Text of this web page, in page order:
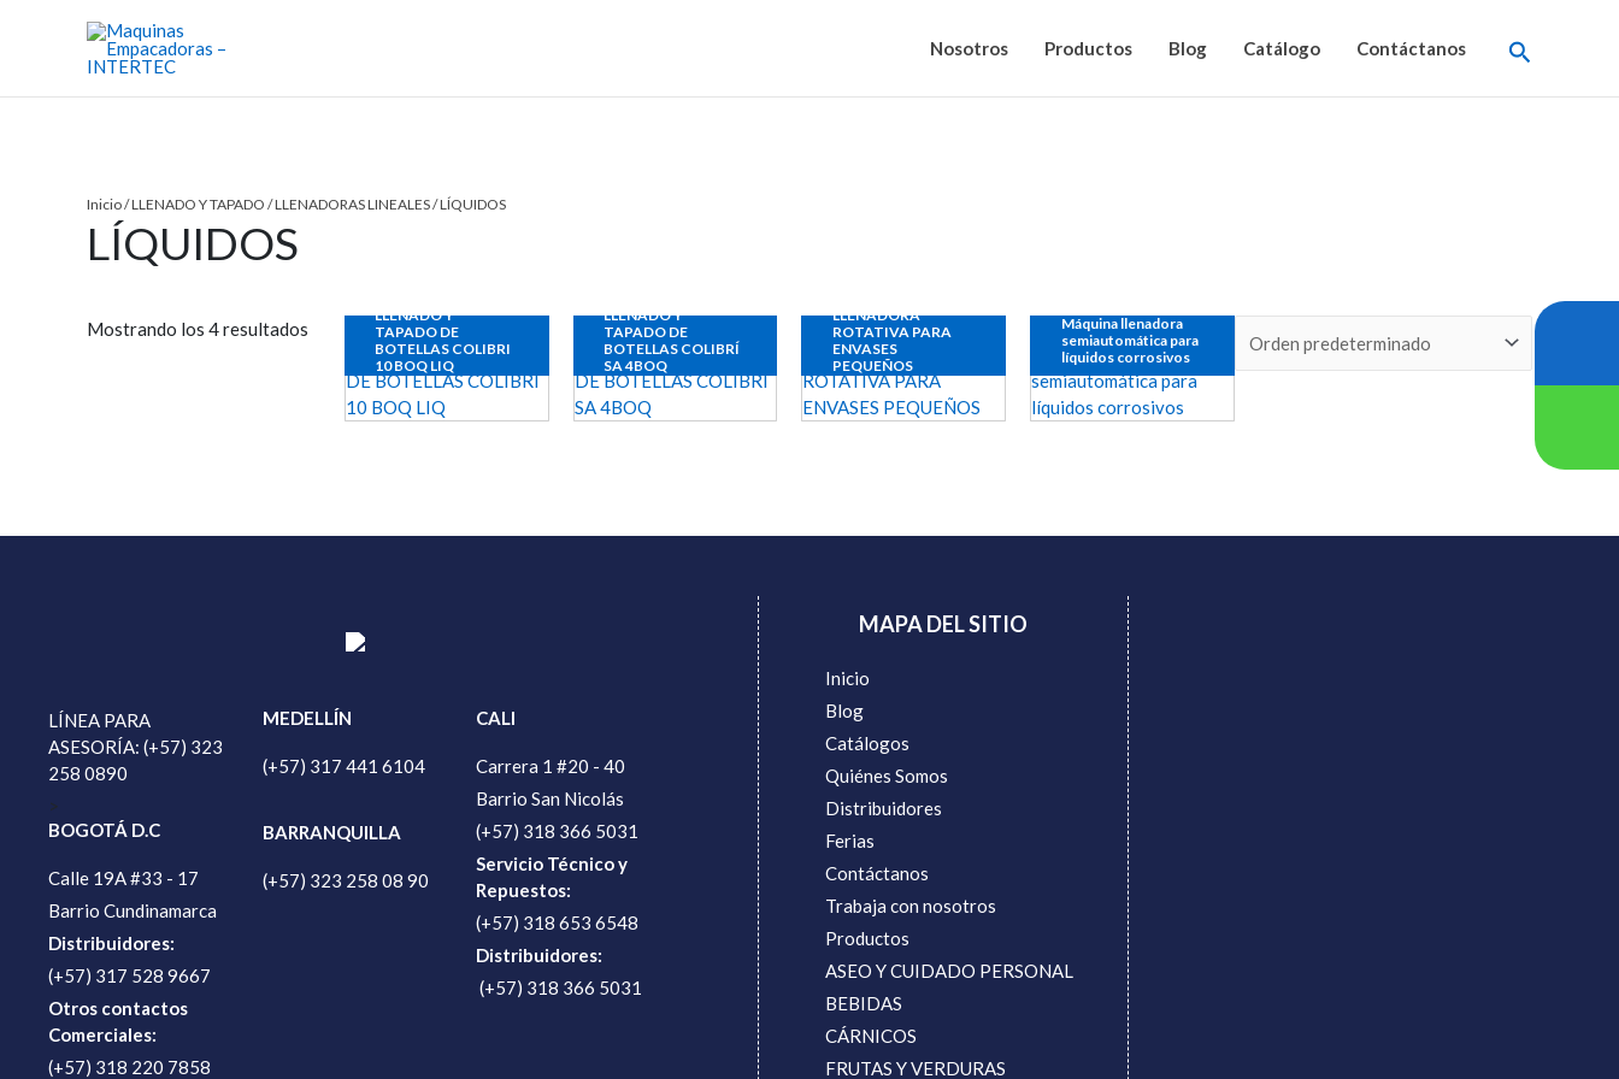
Nosotros Productos Blog Catálogo Contáctanos Buscar
Inicio/LLENADO Y TAPADO /LLENADORAS LINEALES/ LÍQUIDOS
LÍQUIDOS
Mostrando los 4 resultados
LLENADO Y
TAPADO DE
BOTELLAS COLIBRI
10 BOQ LIQ
LLENADO Y
TAPADO DE
BOTELLAS COLIBRÍ
SA 4BOQ
LLENADORA
ROTATIVA PARA
ENVASES
PEQUEÑOS
Máquina llenadora
semiautomática para
líquidos corrosivos
LÍNEA PARA
ASESORÍA: (+57) 323
258 0890
>
BOGOTÁ D.C
Calle 19A #33 - 17
Barrio Cundinamarca
Distribuidores:
(+57) 317 528 9667
Otros contactos
Comerciales:
(+57) 318 220 7858
MEDELLÍN
(+57) 317 441 6104
BARRANQUILLA
(+57) 323 258 08 90
CALI
Carrera 1 #20 - 40
Barrio San Nicolás
(+57) 318 366 5031
Servicio Técnico y
Repuestos:
(+57) 318 653 6548
Distribuidores:
(+57) 318 366 5031
MAPA DEL SITIO
Inicio
Blog
Catálogos
Quiénes Somos
Distribuidores
Ferias
Contáctanos
Trabaja con nosotros
Productos
ASEO Y CUIDADO PERSONAL
BEBIDAS
CÁRNICOS
FRUTAS Y VERDURAS